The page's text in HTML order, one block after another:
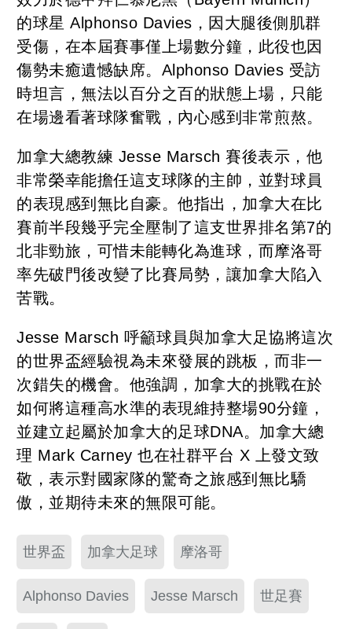
的球星 Alphonso Davies，因大腿後側肌群
受傷，在本屆賽事僅上場數分鐘，此役也因
傷勢未癒遺憾缺席。Alphonso Davies 受訪
時坦言，無法以百分之百的狀態上場，只能
在場邊看著球隊奮戰，內心感到非常煎熬。
加拿大總教練 Jesse Marsch 賽後表示，他
非常榮幸能擔任這支球隊的主帥，並對球員
的表現感到無比自豪。他指出，加拿大在比
賽前半段幾乎完全壓制了這支世界排名第7的
北非勁旅，可惜未能轉化為進球，而摩洛哥
率先破門後改變了比賽局勢，讓加拿大陷入
苦戰。
Jesse Marsch 呼籲球員與加拿大足協將這次
的世界盃經驗視為未來發展的跳板，而非一
次錯失的機會。他強調，加拿大的挑戰在於
如何將這種高水準的表現維持整場90分鐘，
並建立起屬於加拿大的足球DNA。加拿大總
理 Mark Carney 也在社群平台 X 上發文致
敬，表示對國家隊的驚奇之旅感到無比驕
傲，並期待未來的無限可能。
世界盃 加拿大足球 摩洛哥
Alphonso Davies Jesse Marsch 世足賽